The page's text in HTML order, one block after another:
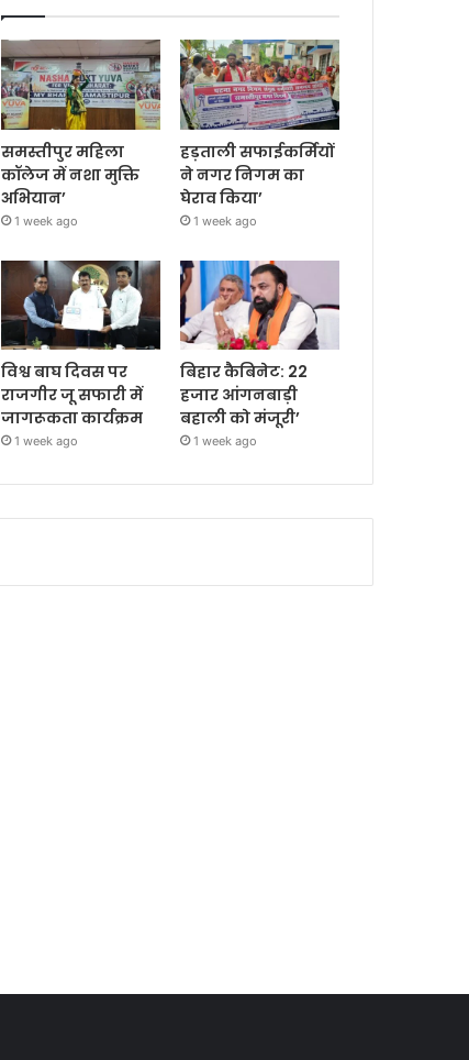
समस्तीपुर महिला
कॉलेज में नशा मुक्ति
अभियान’
1 week ago
हड़ताली सफाईकर्मियों
ने नगर निगम का
घेराव किया’
1 week ago
विश्व बाघ दिवस पर
राजगीर जू सफारी में
जागरूकता कार्यक्रम
1 week ago
बिहार कैबिनेट: 22
हजार आंगनबाड़ी
बहाली को मंजूरी’
1 week ago